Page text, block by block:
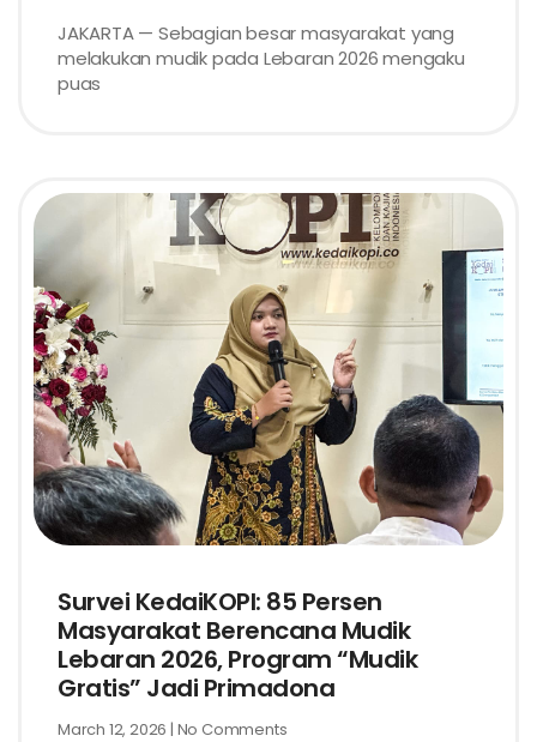
JAKARTA — Sebagian besar masyarakat yang
melakukan mudik pada Lebaran 2026 mengaku
puas
Survei KedaiKOPI: 85 Persen
Masyarakat Berencana Mudik
Lebaran 2026, Program “Mudik
Gratis” Jadi Primadona
March 12, 2026 No Comments